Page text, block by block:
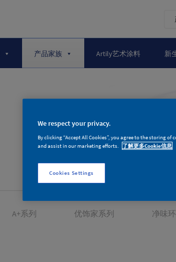
台
产品家族 Artily艺术涂料 新
为环保健康
墙面漆产品
A+系列 优饰家系列 净味
We respect your privacy.
By clicking “Accept All Cookies”, you agree to the storing
and assist in our marketing efforts.
了解更多Cookie信息
Cookies Settings